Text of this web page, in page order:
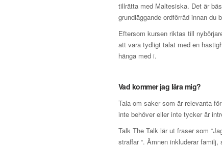
tillrätta med Maltesiska. Det är
grundläggande ordförråd innan du
Eftersom kursen riktas till
att vara tydligt talat med en
hänga med i.
Vad kommer jag lära mig?
Tala om saker som är relevanta
inte behöver eller inte tycker är
Talk The Talk lär ut fraser som
straffar “. Ämnen inkluderar